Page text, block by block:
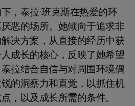
，泰拉·班克斯在热爱的环
恶的场所。她倾向于追求非
决方案，从直接的经历中获
成长的核心，反映了她希望
拉结合自信与对周围环境偶
的洞察力和直觉，以抓住机
，以及成长所需的条件。